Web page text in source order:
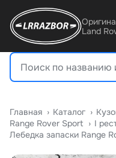
Land
Главная › Катало ›
Range Rover Sport › I
Лебедка запаски Range